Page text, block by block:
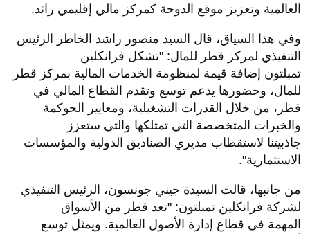
العالمية وتعزيز موقع الدوحة كمركز مالي إقليمي رائد.
وفي هذا السياق، قال السيد منصور راشد الخاطر الرئيس
التنفيذي لمركز قطر للمال: "تشكل فرانكلين
تمبلتون إضافة قيمة لمنظومة الخدمات المالية بمركز قطر
للمال، وحضورها يدعم توسع وتقدم القطاع المالي في
قطر، من خلال القدرات التشغيلية، ومعايير الحوكمة
والخبرات المتخصصة التي تمتلكها والتي ستعزز
جاذبيتنا لاستقطاب مديري الصناديق الدولية والمؤسسات
الاستثمارية".
من جانبها، قالت السيدة جيني جونسون، الرئيس التنفيذي
لشركة فرانكلين تمبلتون: "تعد قطر من الأسواق
المهمة في قطاع إدارة الأصول العالمية. ويمثل توسع